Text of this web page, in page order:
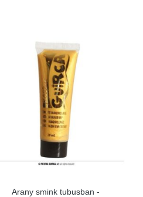
Arany smink tubusban -